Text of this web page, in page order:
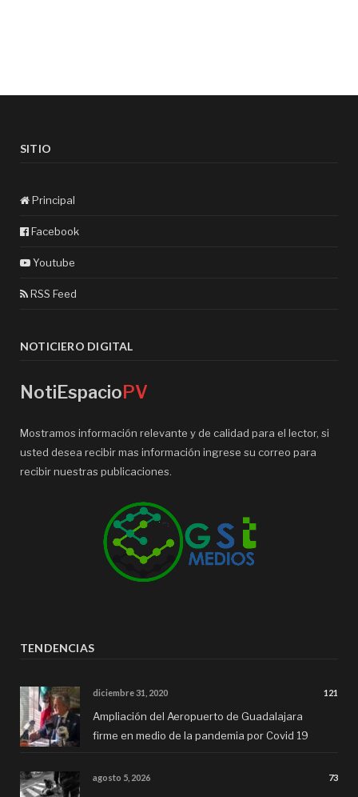
SITIO
Principal
Facebook
Youtube
RSS Feed
NOTICIERO DIGITAL
NotiEspacioPV
Mostramos información relevante y de calidad para el lector, si
usted desea recibir mas información ingrese su correo para
recibir nuestras publicaciones.
TENDENCIAS
diciembre 31, 2020 121
Ampliación del Aeropuerto de Guadalajara
firme en medio de la pandemia por Covid 19
agosto 5, 2026 73